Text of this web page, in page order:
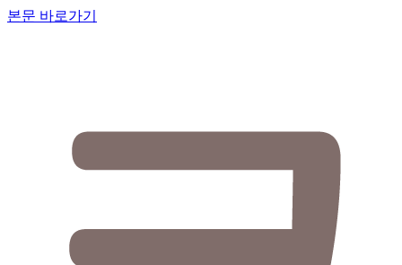
본문 바로가기